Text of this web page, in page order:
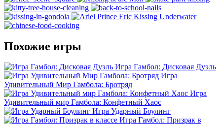
Похожие игры
Игра Гамбол: Дисковая Дуэль
Игра
Удивительный Мир Гамбола: Бротряд
Игра
Удивительный мир Гамбола: Конфетный Хаос
Игра Ударный Боулинг
Игра Гамбол: Призрак в